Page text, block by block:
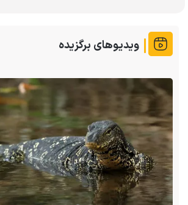
ویدیوهای برگزیده